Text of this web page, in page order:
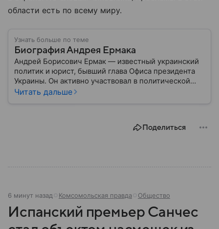
области есть по всему миру.
Узнать больше по теме
Биография Андрея Ермака
Андрей Борисович Ермак — известный украинский
политик и юрист, бывший глава Офиса президента
Украины. Он активно участвовал в политической
жизни страны, сопровождал президента в
Читать дальше
Поделиться
6 минут назад Комсомольская правда Общество
Испанский премьер Санчес